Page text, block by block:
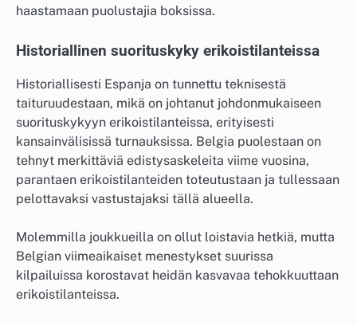
haastamaan puolustajia boksissa.
Historiallinen suorituskyky erikoistilanteissa
Historiallisesti Espanja on tunnettu teknisestä
taituruudestaan, mikä on johtanut johdonmukaiseen
suorituskykyyn erikoistilanteissa, erityisesti
kansainvälisissä turnauksissa. Belgia puolestaan on
tehnyt merkittäviä edistysaskeleita viime vuosina,
parantaen erikoistilanteiden toteutustaan ja tullessaan
pelottavaksi vastustajaksi tällä alueella.
Molemmilla joukkueilla on ollut loistavia hetkiä, mutta
Belgian viimeaikaiset menestykset suurissa
kilpailuissa korostavat heidän kasvavaa tehokkuuttaan
erikoistilanteissa.